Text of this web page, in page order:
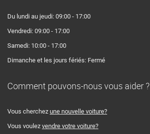
Du lundi au jeudi: 09:00 - 17:00
Vendredi: 09:00 - 17:00
Samedi: 10:00 - 17:00
Dimanche et les jours fériés: Fermé
Comment pouvons-nous vous aider ?
Vous cherchez une nouvelle voiture?
Vous voulez vendre votre voiture?